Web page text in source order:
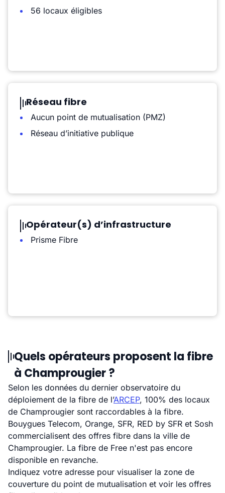
56 locaux éligibles
Réseau fibre
Aucun point de mutualisation (PMZ)
Réseau d’initiative publique
Opérateur(s) d’infrastructure
Prisme Fibre
Quels opérateurs proposent la fibre
à Champrougier ?
Selon les données du dernier observatoire du
déploiement de la fibre de l’ARCEP, 100% des locaux
de Champrougier sont raccordables à la fibre.
Bouygues Telecom, Orange, SFR, RED by SFR et Sosh
commercialisent des offres fibre dans la ville de
Champrougier. La fibre de Free n'est pas encore
disponible en revanche.
Indiquez votre adresse pour visualiser la zone de
couverture du point de mutualisation et voir les offres